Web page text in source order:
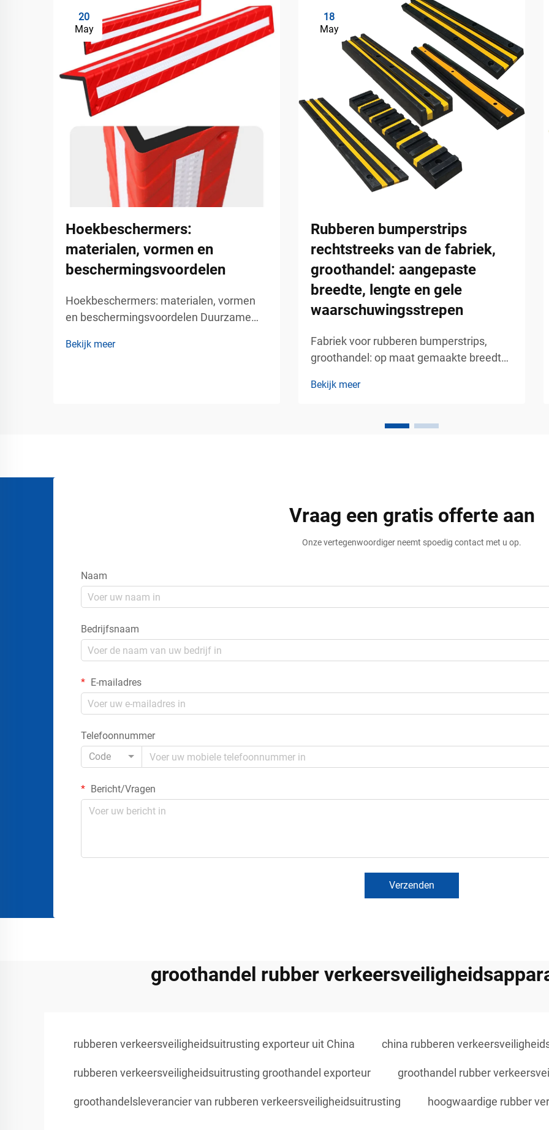
20
May
Hoekbeschermers:
materialen, vormen en
beschermingsvoordelen
Hoekbeschermers: materialen, vormen
en beschermingsvoordelen Duurzame
commerciële veiligheidsomgevingen In
Bekijk meer
18
May
Rubberen bumperstrips
rechtstreeks van de fabriek,
groothandel: aangepaste
breedte, lengte en gele
waarschuwingsstrepen
Fabriek voor rubberen bumperstrips,
groothandel: op maat gemaakte breedte,
betrouwbare bescherming van wanden
commerciële gebieden. Industriële
Bekijk meer
Vraag een gratis offerte aan
Onze vertegenwoordiger neemt spoedig contact met u op.
Naam
Bedrijfsnaam
E-mailadres
Telefoonnummer
Code
Bericht/Vragen
Verzenden
groothandel rubber
rubberen verkeersveiligheidsuitrusting exporteur uit China china rubberen
rubberen verkeersveiligheidsuitrusting groothandel exporteur groothandel rubber
groothandelsleverancier van rubberen verkeersveiligheidsuitrusting hoogwaardige rubber